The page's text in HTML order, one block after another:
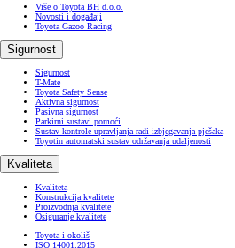
Više o Toyota BH d.o.o.
Novosti i događaji
Toyota Gazoo Racing
Sigurnost
Sigurnost
T-Mate
Toyota Safety Sense
Aktivna sigurnost
Pasivna sigurnost
Parkirni sustavi pomoći
Sustav kontrole upravljanja radi izbjegavanja pješaka
Toyotin automatski sustav održavanja udaljenosti
Kvaliteta
Kvaliteta
Konstrukcija kvalitete
Proizvodnja kvalitete
Osiguranje kvalitete
Toyota i okoliš
ISO 14001:2015